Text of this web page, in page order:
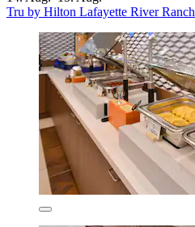
Tru by Hilton Lafayette River Ranch